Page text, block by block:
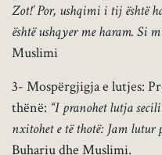
Zot!’ Por, ushqimi i tij është
është ushqyer me haram. Si
Muslimi
3- Mospërgjigja e lutjes:
thënë: “I pranohet lutja
nxitohet e të thotë: Jam lutur
Buhariu dhe Muslimi.